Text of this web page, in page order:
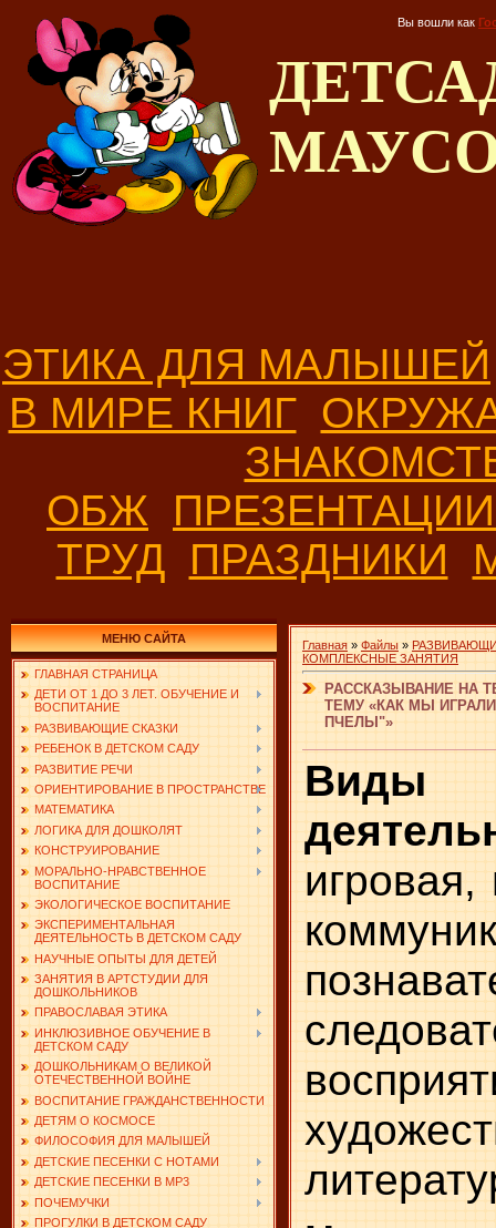
Вы вошли как
ЭТИКА ДЛЯ МАЛЫШЕЙ
В МИРЕ КНИГ
ОБЖ
ТРУД ПРАЗДНИКИ
МЕНЮ САЙТА
ГЛАВНАЯ СТРАНИЦА
ДЕТИ ОТ 1 ДО 3 ЛЕТ. ОБУЧЕНИЕ И
ВОСПИТАНИЕ
РАЗВИВАЮЩИЕ СКАЗКИ
РЕБЕНОК В ДЕТСКОМ САДУ
РАЗВИТИЕ РЕЧИ
ОРИЕНТИРОВАНИЕ В ПРОСТРАНСТВЕ
МАТЕМАТИКА
ЛОГИКА ДЛЯ ДОШКОЛЯТ
КОНСТРУИРОВАНИЕ
МОРАЛЬНО-НРАВСТВЕННОЕ
ВОСПИТАНИЕ
ЭКОЛОГИЧЕСКОЕ ВОСПИТАНИЕ
ЭКСПЕРИМЕНТАЛЬНАЯ
ДЕЯТЕЛЬНОСТЬ В ДЕТСКОМ САДУ
НАУЧНЫЕ ОПЫТЫ ДЛЯ ДЕТЕЙ
ЗАНЯТИЯ В АРТСТУДИИ ДЛЯ
ДОШКОЛЬНИКОВ
ПРАВОСЛАВАЯ ЭТИКА
ИНКЛЮЗИВНОЕ ОБУЧЕНИЕ В
ДЕТСКОМ САДУ
ДОШКОЛЬНИКАМ О ВЕЛИКОЙ
ОТЕЧЕСТВЕННОЙ ВОЙНЕ
ВОСПИТАНИЕ ГРАЖДАНСТВЕННОСТИ
ДЕТЯМ О КОСМОСЕ
ФИЛОСОФИЯ ДЛЯ МАЛЫШЕЙ
ДЕТСКИЕ ПЕСЕНКИ С НОТАМИ
ДЕТСКИЕ ПЕСЕНКИ В MP3
ПОЧЕМУЧКИ
ПРОГУЛКИ В ДЕТСКОМ САДУ
Главная » Файлы »
КОМПЛЕКСНЫЕ ЗАНЯТИЯ
РАССКАЗЫВАНИЕ НА
ТЕМУ «КАК МЫ
ПЧЕЛЫ"»
Виды
игровая,